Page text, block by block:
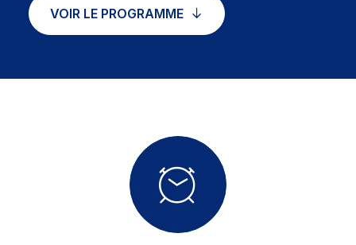
VOIR LE PROGRAMME